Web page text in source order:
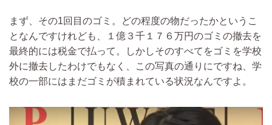
まず、その1回目のゴミ。どの程度の物だったかというこ
となんですけれども、１億３千１７６万円のゴミの撤去を
最終的には税金で払って。しかしそのすべてをゴミを学校
外に撤去したわけでもなく、この写真の通りにですね、学
校の一部にはまだゴミが積まれている状況なんですよ。